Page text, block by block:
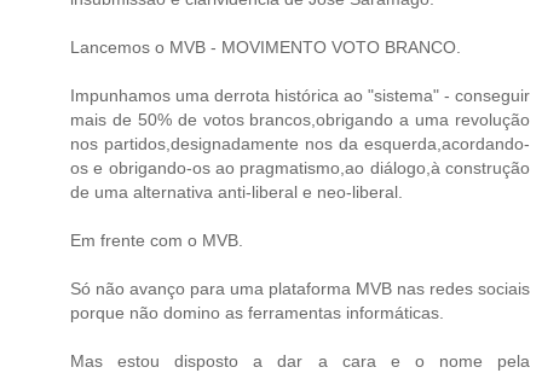
Lancemos o MVB - MOVIMENTO VOTO BRANCO.
Impunhamos uma derrota histórica ao "sistema" - conseguir
mais de 50% de votos brancos,obrigando a uma revolução
nos partidos,designadamente nos da esquerda,acordando-
os e obrigando-os ao pragmatismo,ao diálogo,à construção
de uma alternativa anti-liberal e neo-liberal.
Em frente com o MVB.
Só não avanço para uma plataforma MVB nas redes sociais
porque não domino as ferramentas informáticas.
Mas estou disposto a dar a cara e o nome pela